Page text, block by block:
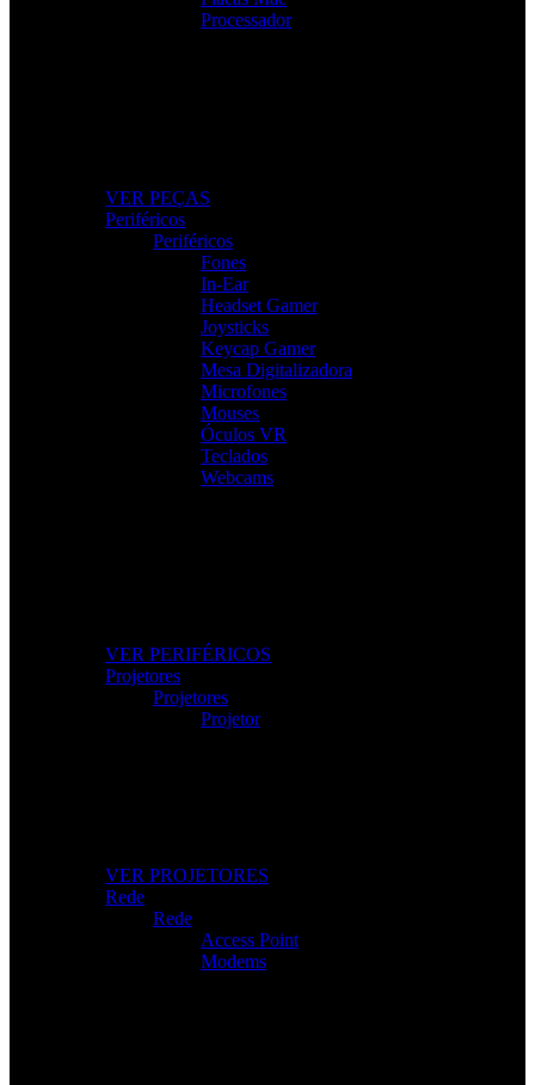
Processador
VER PEÇAS
Periféricos
Periféricos
Fones
In-Ear
Headset Gamer
Joysticks
Keycap Gamer
Mesa Digitalizadora
Microfones
Mouses
Óculos VR
Teclados
Webcams
VER PERIFÉRICOS
Projetores
Projetores
Projetor
VER PROJETORES
Rede
Rede
Access Point
Modems